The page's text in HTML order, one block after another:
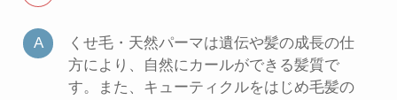
くせ毛・天然パーマは遺伝や髪の成長の仕
方により、自然にカールができる髪質で
す。また、キューティクルをはじめ毛髪の